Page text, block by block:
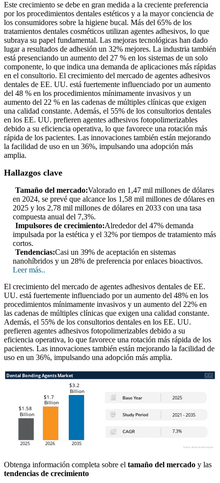
Este crecimiento se debe en gran medida a la creciente preferencia
por los procedimientos dentales estéticos y a la mayor conciencia de
los consumidores sobre la higiene bucal. Más del 65% de los
tratamientos dentales cosméticos utilizan agentes adhesivos, lo que
subraya su papel fundamental. Las mejoras tecnológicas han dado
lugar a resultados de adhesión un 32% mejores. La industria también
está presenciando un aumento del 27 % en los sistemas de un solo
componente, lo que indica una demanda de aplicaciones más rápidas
en el consultorio. El crecimiento del mercado de agentes adhesivos
dentales de EE. UU. está fuertemente influenciado por un aumento
del 48 % en los procedimientos mínimamente invasivos y un
aumento del 22 % en las cadenas de múltiples clínicas que exigen
una calidad constante. Además, el 55% de los consultorios dentales
en los EE. UU. prefieren agentes adhesivos fotopolimerizables
debido a su eficiencia operativa, lo que favorece una rotación más
rápida de los pacientes. Las innovaciones también están mejorando
la facilidad de uso en un 36%, impulsando una adopción más
amplia.
Hallazgos clave
Tamaño del mercado:Valorado en 1,47 mil millones de dólares
en 2024, se prevé que alcance los 1,58 mil millones de dólares en
2025 y los 2,78 mil millones de dólares en 2033 con una tasa
compuesta anual del 7,3%.
Impulsores de crecimiento:Alrededor del 47% demanda
impulsada por la estética y el 32% por tiempos de tratamiento más
cortos.
Tendencias:Casi un 39% de aceptación en sistemas
nanohíbridos y un 28% de preferencia por enlaces bioactivos.
Leer más..
El crecimiento del mercado de agentes adhesivos dentales de EE.
UU. está fuertemente influenciado por un aumento del 48% en los
procedimientos mínimamente invasivos y un aumento del 22% en
las cadenas de múltiples clínicas que exigen una calidad constante.
Además, el 55% de los consultorios dentales en los EE. UU.
prefieren agentes adhesivos fotopolimerizables debido a su
eficiencia operativa, lo que favorece una rotación más rápida de los
pacientes. Las innovaciones también están mejorando la facilidad de
uso en un 36%, impulsando una adopción más amplia.
Obtenga información completa sobre el tamaño del mercado y las
tendencias de crecimiento